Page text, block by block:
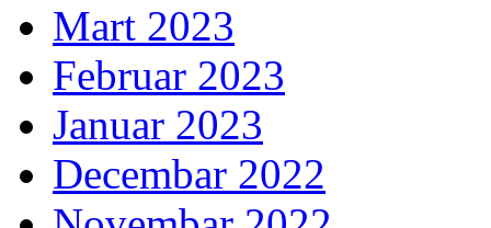
Mart 2023
Februar 2023
Januar 2023
Decembar 2022